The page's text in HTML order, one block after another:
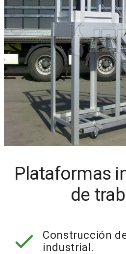
Plataformas
de
check
Construcción
industrial.